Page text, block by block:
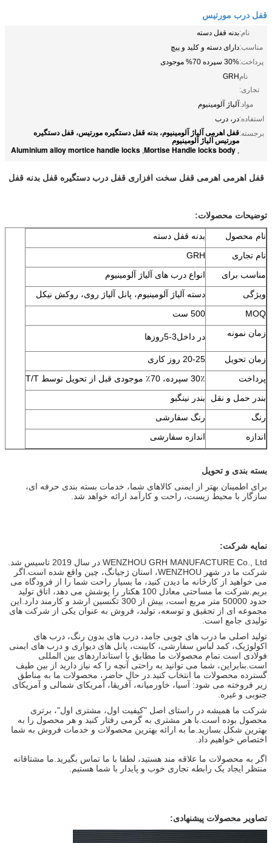
قفل درب مورتیس
نام:بدنه قفل دسته
مناسب:دارای دسته و کلید و پیچ
پرداخت:30% سپرده 70% موجودی
نام
تجاری:
GRH
مواد:آلیاژ آلومینیوم
استفاده:در، درب
برجسته:قفل اهرمی آلیاژ آلومینیوم، بدنه قفل دستگیره مورتیس، قفل دستگیره
مورتیس آلیاژ آلومینیوم
,
Mortise Handle locks body
,
Aluminium alloy mortice handle locks
قفل اهرمی اهرمی قفل سخت افزاری قفل درب دستگیره قفل بدنه قفل
توضیحات محصولات:
نام محصول
بدنه قفل دسته
نام تجاری
GRH
مناسب برای
انواع درب های آلیاژ آلومینیوم
ویژگی
دسته آلیاژ آلومینیوم، پانل آلیاژ روی، روکش نیکل
MOQ
500 ست
زمان نمونه
در داخل3-5 روزها
زمان تحویل
20-25 روز کاری
پرداخت
30٪ سپرده، 70٪ موجودی قبل از تحویل توسط T/T
بندر حمل و نقل
بندر نینگبو
رنگ
رنگ سفارشی
اندازه
اندازه سفارشی
بسته بندی و تحویل
سازگار با محیط زیست، راحت و کارآمد ارائه خواهد شد.
نمایه شرکت:
WENZHOU GRH MANUFACTURE Co., Ltd در سال 2019 تاسیس شد.
شرکت ما در شهر WENZHOU، استان ژجیانگ، چین واقع شده است.اگر
می خواهید از کارخانه ما دیدن کنید، ما بسیار راحت شما را از فرودگاه می
بریم.شرکت ما مساحتی معادل 100 هکتار را پوشش می دهد، اتاق تولید
حدود 50000 متر مربع است، بیش از 300 تکنسین ارشد و کارمند دارد.این
مجموعه ای از تحقیق و توسعه، تولید، فروش به عنوان یکی از شرکت های
تولیدی جامع است.
تولید اصلی ما درب های چوبی جامد، درب های بدون رنگ، درب های
اکولوژیک، کمد لباس سفارشی، کابینت، پانل های دیواری و درب های ایمنی
فولادی است.تمام محصولات ما مطابق با استانداردهای بین المللی
است.بنابراین، شما می توانید به راحتی آنچه را که نیاز دارید از بین طیف
گسترده محصولات ما انتخاب کنید.در حال حاضر، محصولات ما به مناطق
زیر فروخته می شود: آسیا، خاورمیانه، آفریقا، آمریکای شمالی و آمریکای
جنوبی و غیره.
شرکت ما همیشه در راستای اصل "کیفیت اول، مشتری اول"، برتری
محصول بوده است.با هر مشتری به گرمی رفتار کنید و هر محصول را به
بهترین شکل بسازید.ما به ارائه بهترین محصولات و خدمات فروش به شما
اختصاص خواهیم داد.
اگر به محصولات ما علاقه مند هستید، لطفا با ما تماس بگیرید.ما مشتاقانه
منتظر ایجاد یک رابطه تجاری خوب و پایدار با شما هستیم.
تصاویر محصولات پیشنهادی: